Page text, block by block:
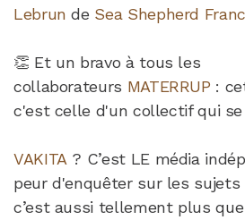
Lebrun de Sea Shepherd
👏 Et un bravo à tous les
collaborateurs MATERRUP :
c'est celle d'un collectif qui
VAKITA ? C’est LE média
peur d'enquêter sur les
c’est aussi tellement plus